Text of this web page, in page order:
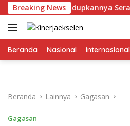
Langsung
ke
konten
Breaking News
Menghidupkannya Seratus Kali
Beranda Nasional Internasional
Beranda Lainnya Gagasan
Gagasan